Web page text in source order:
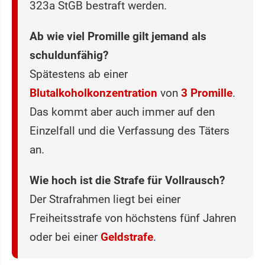
323a StGB bestraft werden.
Ab wie viel Promille gilt jemand als
schuldunfähig?
Spätestens ab einer
Blutalkoholkonzentration von 3 Promille.
Das kommt aber auch immer auf den
Einzelfall und die Verfassung des Täters
an.
Wie hoch ist die Strafe für Vollrausch?
Der Strafrahmen liegt bei einer
Freiheitsstrafe von höchstens fünf Jahren
oder bei einerGeldstrafe.